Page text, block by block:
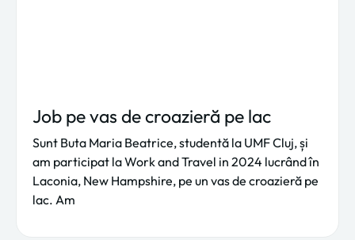
Job pe vas de croazieră pe lac
Sunt Buta Maria Beatrice, studentă la UMF Cluj, și
am participat la Work and Travel in 2024 lucrând în
Laconia, New Hampshire, pe un vas de croazieră pe
lac. Am